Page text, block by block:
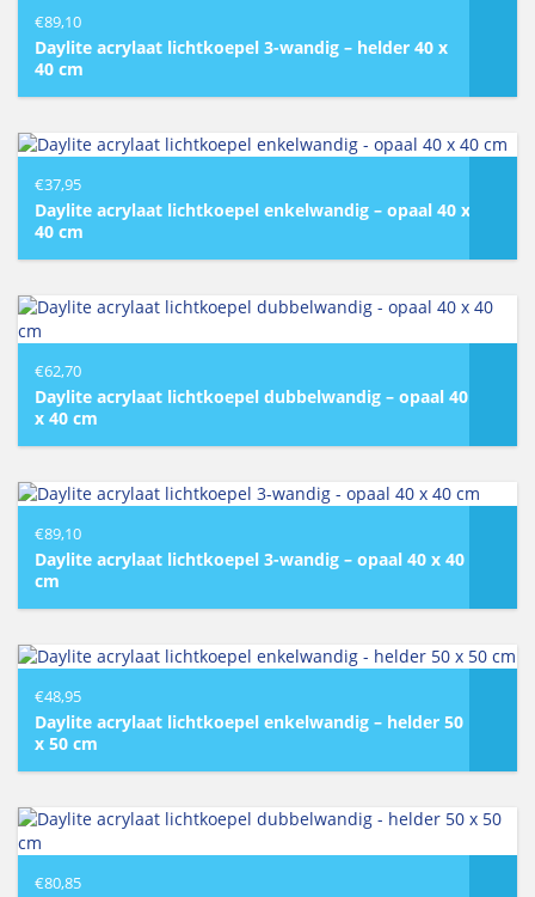
€89,10
Daylite acrylaat lichtkoepel 3-wandig – helder 40 x
40 cm
€37,95
Daylite acrylaat lichtkoepel enkelwandig – opaal 40 x
40 cm
€62,70
Daylite acrylaat lichtkoepel dubbelwandig – opaal 40
x 40 cm
€89,10
Daylite acrylaat lichtkoepel 3-wandig – opaal 40 x 40
cm
€48,95
Daylite acrylaat lichtkoepel enkelwandig – helder 50
x 50 cm
€80,85